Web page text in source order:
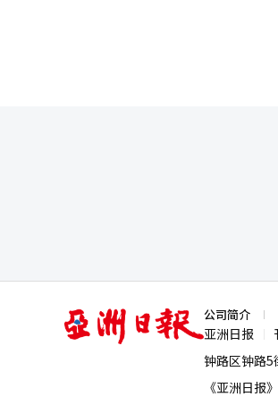
亚
洲
日
公司简介
亚洲日报
钟路区钟路5
《亚洲日报